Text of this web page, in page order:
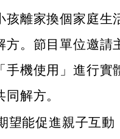
孩離家換個家庭生
方。節目單位邀請
手機使用」進行實
解方。
望能促進親子互